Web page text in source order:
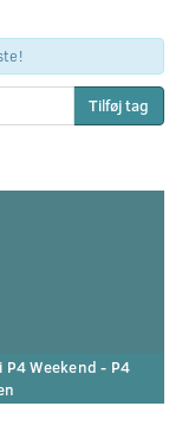
Tilføj tag
Weekend - P4